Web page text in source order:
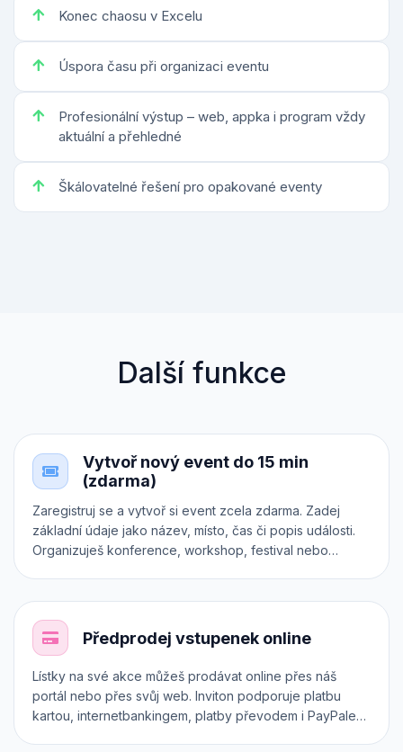
Konec chaosu v Excelu
Úspora času při organizaci eventu
Profesionální výstup – web, appka i program vždy
aktuální a přehledné
Škálovatelné řešení pro opakované eventy
Další funkce
Vytvoř nový event do 15 min
(zdarma)
Zaregistruj se a vytvoř si event zcela zdarma. Zadej
základní údaje jako název, místo, čas či popis události.
Organizuješ konference, workshop, festival nebo
praxi.
Předprodej vstupenek online
Lístky na své akce můžeš prodávat online přes náš
portál nebo přes svůj web. Inviton podporuje platbu
kartou, internetbankingem, platby převodem i PayPalem.